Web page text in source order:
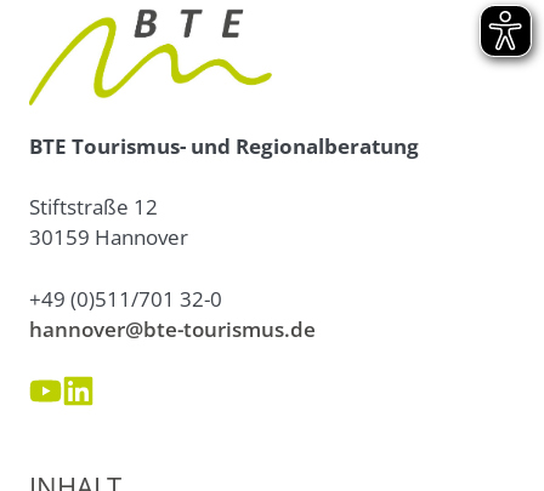
BTE Tourismus- und Regionalberatung
Stiftstraße 12
30159 Hannover
+49 (0)511/701 32-0
hannover@bte-tourismus.de